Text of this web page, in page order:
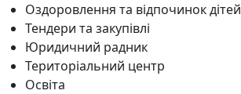
Оздоровлення та відпочинок дітей
Тендери та закупівлі
Юридичний радник
Територіальний центр
Освіта